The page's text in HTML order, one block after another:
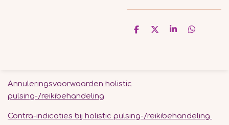
D
D
S
D
Annuleringsvoorwaarden holistic
pulsing-/reikibehandeling
Contra-indicaties bij holistic pulsing-/reikibehandeling